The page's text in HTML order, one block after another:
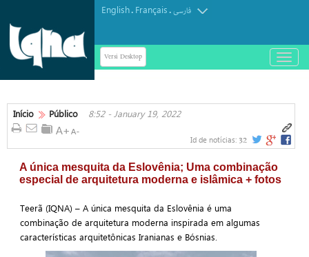
English. Français.فارسی
Versi Desktop
باز
و
کردن
Início Público 8:52 - January 19, 2022
Id de notícias: 32
A única mesquita da Eslovênia; Uma combinação
especial de arquitetura moderna e islâmica + fotos
Teerã (IQNA) – A única mesquita da Eslovênia é uma
combinação de arquitetura moderna inspirada em algumas
características arquitetônicas Iranianas e Bósnias.